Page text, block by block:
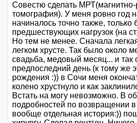
Совестю сделать МРТ(магнитно-
томография). У меня ровно год
начиналось точно также, только
предшествующих нагрузок (на
Но тем не менее. Сначала
легком хрусте. Так было около
свадьба, медовый месяц... и так
предпоследний день (к тому же
рождения :)) в Сочи меня
колено хрустнуло и как
Встать на могу невозможно. В
подробностей по возвращении
вообще отдельная история:))